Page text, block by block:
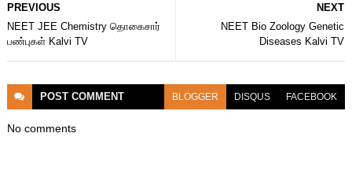
NEXT
NEET Bio Zoology Genetic
Diseases Kalvi TV
PREVIOUS
NEET JEE Chemistry தொகைசார்
பண்புகள் Kalvi TV
POST COMMENT BLOGGER DISQUS FACEBOOK
No comments